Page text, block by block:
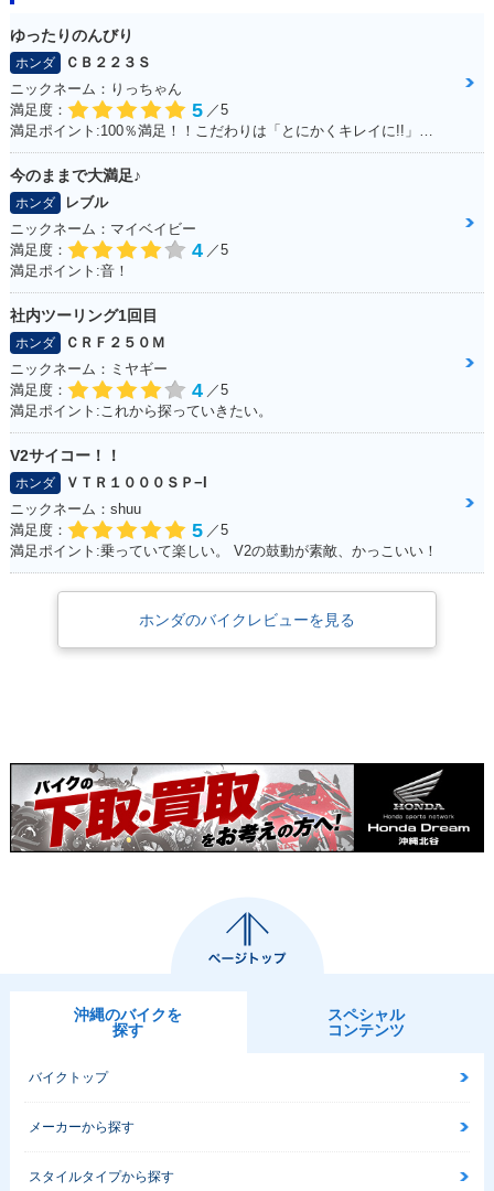
ゆったりのんびり
ホンダ
ＣＢ２２３Ｓ
ニックネーム：りっちゃん
満足度：
5 ／5
満足ポイント:100％満足！！こだわりは「とにかくキレイに!!」乗っていること
今のままで大満足♪
ホンダ
レブル
ニックネーム：マイベイビー
満足度：
4 ／5
満足ポイント:音！
社内ツーリング1回目
ホンダ
ＣＲＦ２５０Ｍ
ニックネーム：ミヤギー
満足度：
4 ／5
満足ポイント:これから探っていきたい。
V2サイコー！！
ホンダ
ＶＴＲ１０００ＳＰ−I
ニックネーム：shuu
満足度：
5 ／5
満足ポイント:乗っていて楽しい。 V2の鼓動が素敵、かっこいい！
ホンダのバイクレビューを見る
沖縄のバイクを
探す
スペシャル
コンテンツ
バイクトップ
メーカーから探す
スタイルタイプから探す